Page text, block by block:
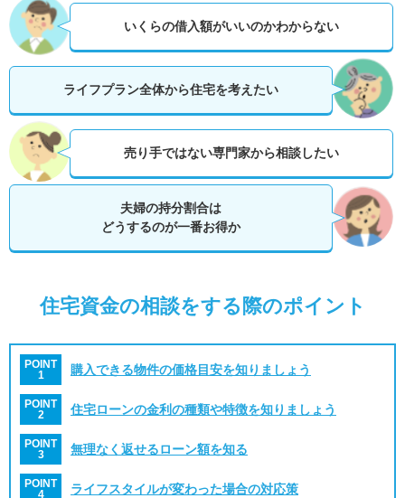
いくらの借入額がいいのかわからない
ライフプラン全体から住宅を考えたい
売り手ではない専門家から相談したい
夫婦の持分割合は
どうするのが一番お得か
住宅資金の相談をする際のポイント
POINT
1
購入できる物件の価格目安を知りましょう
POINT
2
住宅ローンの金利の種類や特徴を知りましょう
POINT
3
無理なく返せるローン額を知る
POINT
4
ライフスタイルが変わった場合の対応策